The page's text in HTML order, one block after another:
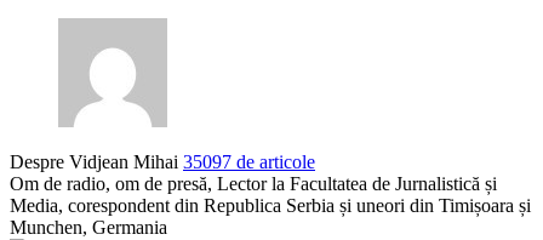
Despre Vidjean Mihai 35097 de articole
Om de radio, om de presă, Lector la Facultatea de Jurnalistică și
Media, corespondent din Republica Serbia și uneori din Timișoara și
Munchen, Germania